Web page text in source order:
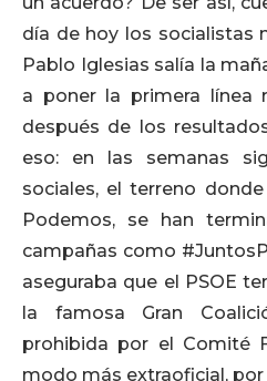
día de hoy los socialistas
Pablo Iglesias salía la
a poner la primera línea
después de los
eso: en las semanas
sociales, el terreno
Podemos, se han
campañas como
aseguraba que el PSOE
la famosa Gran
prohibida por el Comité
modo más extraoficial,